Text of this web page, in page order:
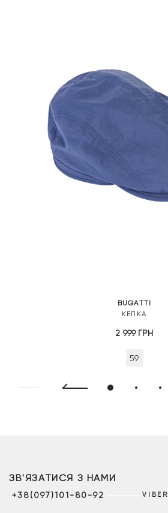
BUGATTI
КЕПКА
2 999 ГРН
59
ЗВ'ЯЗАТИСЯ З НАМИ
+38(097)101-80-92 VIBER